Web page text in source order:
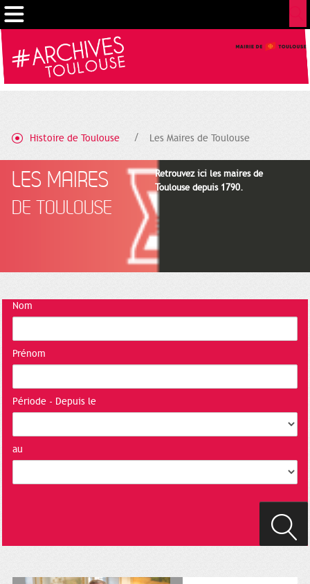
Histoire de Toulouse Les Maires de Toulouse
LES MAIRES
DE TOULOUSE
Retrouvez ici les maires de
Toulouse depuis 1790.
Nom
Prénom
Période - Depuis le
au
Gestion de vos préférences sur les cookies